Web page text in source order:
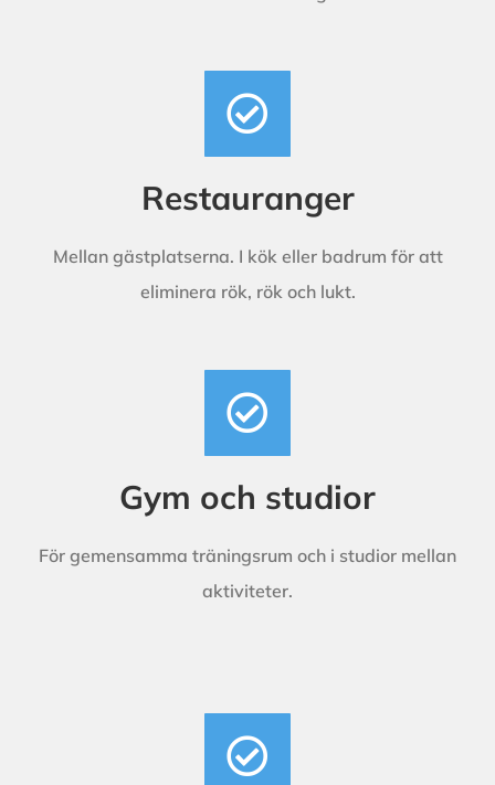
Restauranger
Mellan gästplatserna. I kök eller badrum för att
eliminera rök, rök och lukt.
Gym och studior
För gemensamma träningsrum och i studior mellan
aktiviteter.